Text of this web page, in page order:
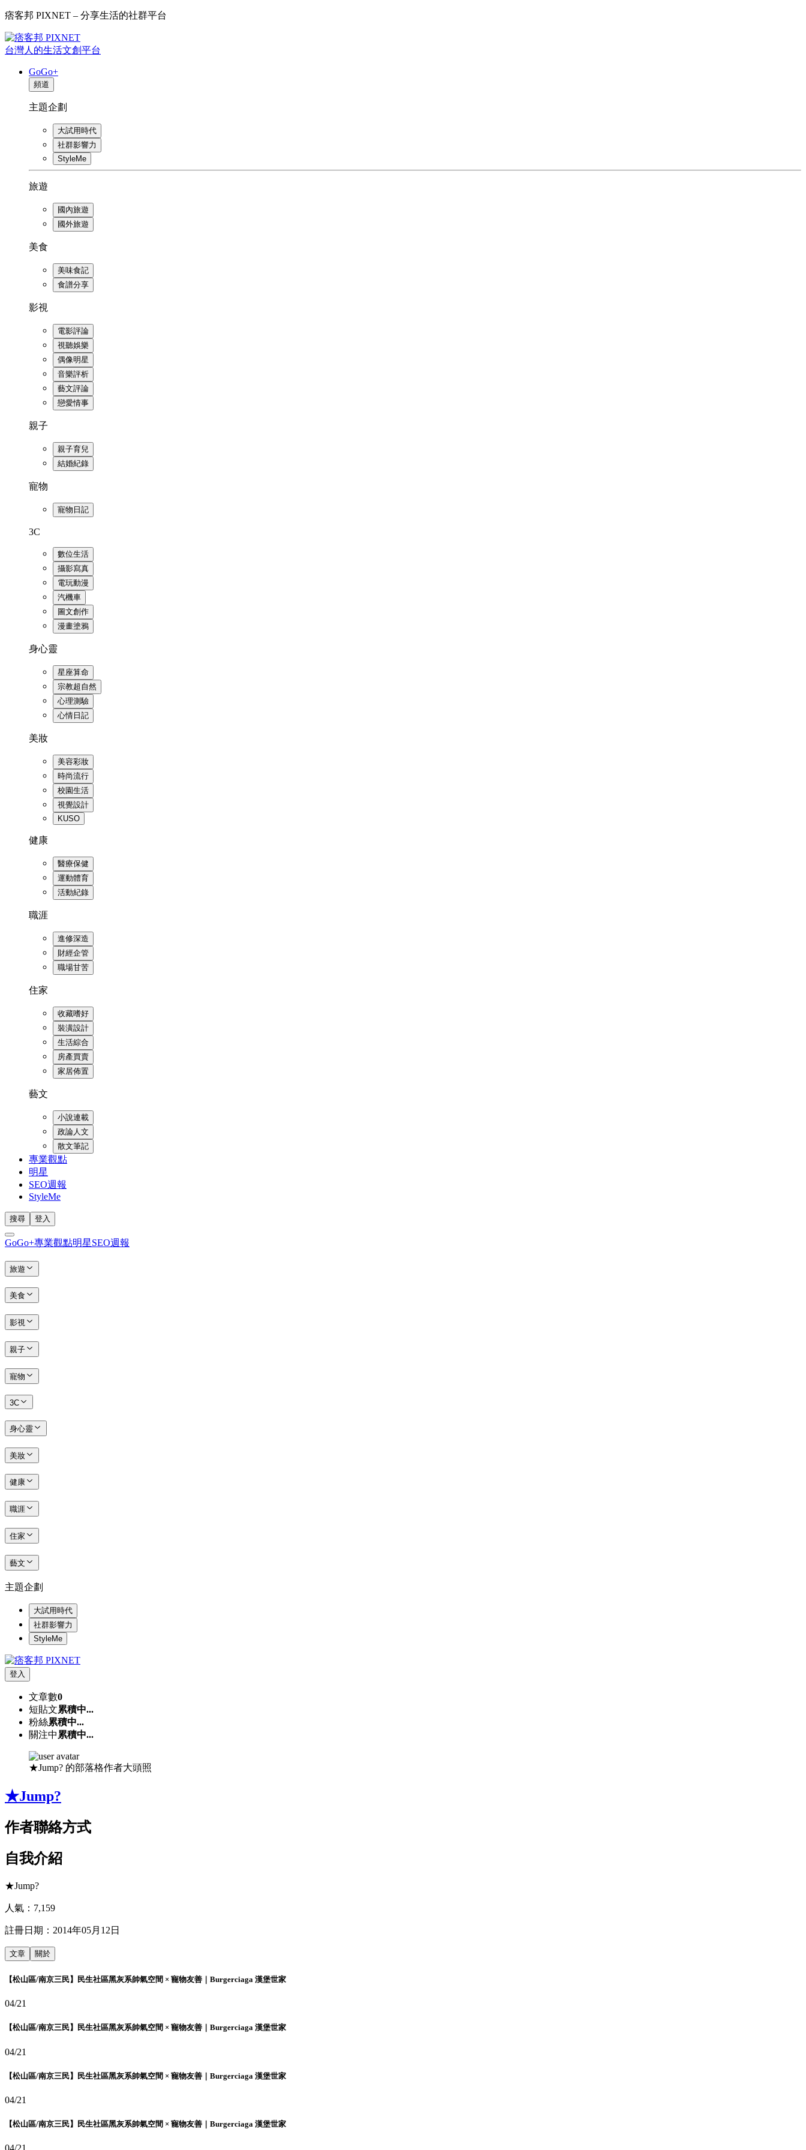
痞客邦 PIXNET – 分享生活的社群平台
台灣人的生活文創平台
GoGo+
頻道
主題企劃
大試用時代
社群影響力
StyleMe
旅遊
國內旅遊
國外旅遊
美食
美味食記
食譜分享
影視
電影評論
視聽娛樂
偶像明星
音樂評析
藝文評論
戀愛情事
親子
親子育兒
結婚紀錄
寵物
寵物日記
3C
數位生活
攝影寫真
電玩動漫
汽機車
圖文創作
漫畫塗鴉
身心靈
星座算命
宗教超自然
心理測驗
心情日記
美妝
美容彩妝
時尚流行
校園生活
視覺設計
KUSO
健康
醫療保健
運動體育
活動紀錄
職涯
進修深造
財經企管
職場甘苦
住家
收藏嗜好
裝潢設計
生活綜合
房產買賣
家居佈置
藝文
小說連載
政論人文
散文筆記
專業觀點
明星
SEO週報
StyleMe
搜尋 登入
GoGo+專業觀點明星SEO週報
旅遊
美食
影視
親子
寵物
3C
身心靈
美妝
健康
職涯
住家
藝文
主題企劃
大試用時代
社群影響力
StyleMe
登入
文章數0
短貼文累積中...
粉絲累積中...
關注中 累積中...
★Jump? 的部落格作者大頭照
★Jump?
作者聯絡方式
自我介紹
★Jump?
人氣： 7,159
註冊日期： 2014年05月12日
文章 關於
【松山區/南京三民】民生社區黑灰系帥氣空間 × 寵物友善｜Burgerciaga 漢堡世家
04/21
【松山區/南京三民】民生社區黑灰系帥氣空間 × 寵物友善｜Burgerciaga 漢堡世家
04/21
【松山區/南京三民】民生社區黑灰系帥氣空間 × 寵物友善｜Burgerciaga 漢堡世家
04/21
【松山區/南京三民】民生社區黑灰系帥氣空間 × 寵物友善｜Burgerciaga 漢堡世家